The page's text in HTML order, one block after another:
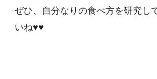
ぜひ、自分なりの食べ方を研究し
いね♥♥